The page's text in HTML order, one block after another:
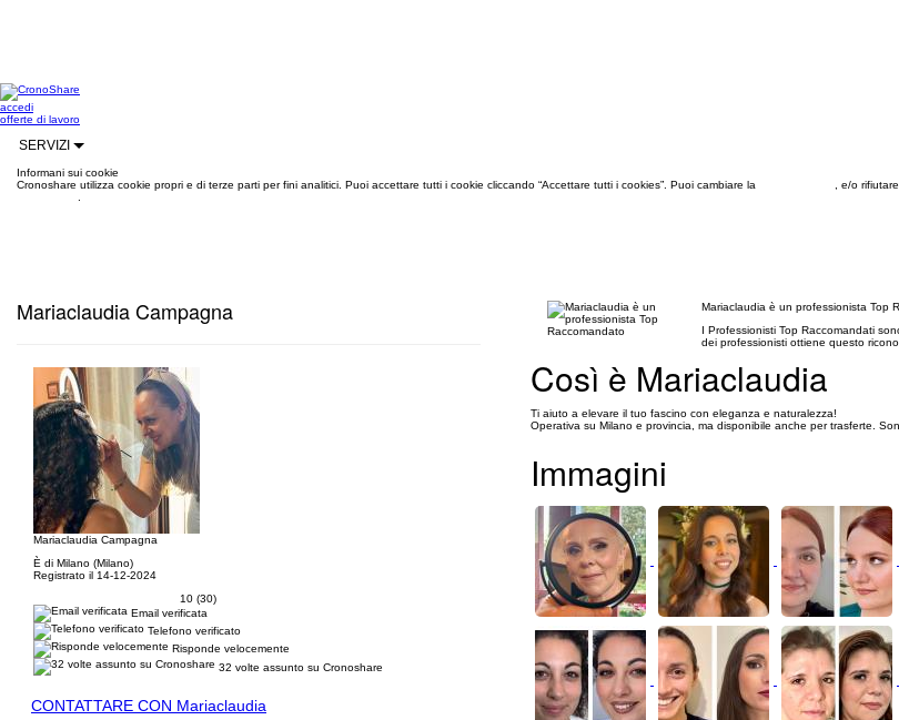
accedi
offerte di lavoro
SERVIZI
Informani sui cookie
Cronoshare utilizza cookie propri e di terze parti per fini analitici. Puoi accettare tutti i cookie cliccando “Accettare tutti i cookies”. Puoi cambiare la
, e/o
Mariaclaudia Campagna
Mariaclaudia Campagna
È di Milano (Milano)
Registrato il 14-12-2024
10 (30)
Email verificata
Telefono verificato
Risponde velocemente
32 volte assunto su Cronoshare
CONTATTARE CON Mariaclaudia
Mariaclaudia è un professionista Top
I Professionisti Top Raccomandati
dei professionisti ottiene questo
Così è Mariaclaudia
Ti aiuto a elevare il tuo fascino con eleganza e naturalezza!
Operativa su Milano e provincia, ma disponibile anche per trasferte.
Immagini